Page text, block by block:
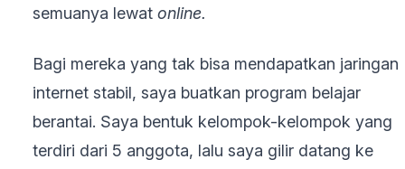
semuanya lewat online.
Bagi mereka yang tak bisa mendapatkan jaringan
internet stabil, saya buatkan program belajar
berantai. Saya bentuk kelompok-kelompok yang
terdiri dari 5 anggota, lalu saya gilir datang ke